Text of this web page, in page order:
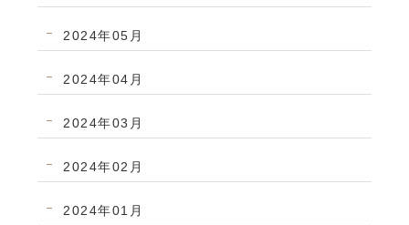
2024年05月
2024年04月
2024年03月
2024年02月
2024年01月